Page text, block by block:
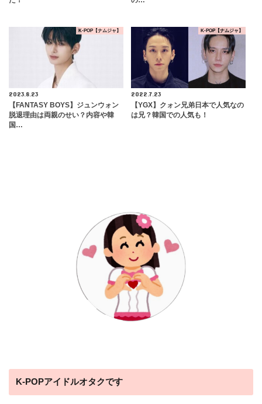
K-POP【ナムジャ】
2023.8.23
【FANTASY BOYS】ジュンウォン
脱退理由は両親のせい？内容や韓
国…
K-POP【ナムジャ】
2022.7.23
【YGX】クォン兄弟日本で人気なの
は兄？韓国での人気も！
K-POPアイドルオタクです